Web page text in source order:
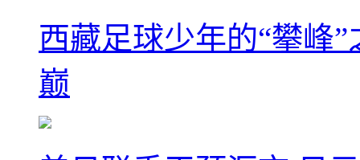
西藏足球少年的“攀峰
巅